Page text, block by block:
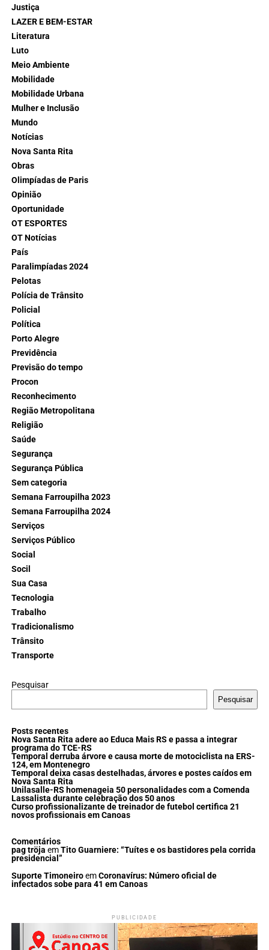
Justiça
LAZER E BEM-ESTAR
Literatura
Luto
Meio Ambiente
Mobilidade
Mobilidade Urbana
Mulher e Inclusão
Mundo
Notícias
Nova Santa Rita
Obras
Olimpíadas de Paris
Opinião
Oportunidade
OT ESPORTES
OT Notícias
País
Paralimpíadas 2024
Pelotas
Polícia de Trânsito
Policial
Política
Porto Alegre
Previdência
Previsão do tempo
Procon
Reconhecimento
Região Metropolitana
Religião
Saúde
Segurança
Segurança Pública
Sem categoria
Semana Farroupilha 2023
Semana Farroupilha 2024
Serviços
Serviços Público
Social
Socil
Sua Casa
Tecnologia
Trabalho
Tradicionalismo
Trânsito
Transporte
Pesquisar
Pesquisar
Posts recentes
Nova Santa Rita adere ao Educa Mais RS e passa a integrar
programa do TCE-RS
Temporal derruba árvore e causa morte de motociclista na ERS-
124, em Montenegro
Temporal deixa casas destelhadas, árvores e postes caídos em
Nova Santa Rita
Unilasalle-RS homenageia 50 personalidades com a Comenda
Lassalista durante celebração dos 50 anos
Curso profissionalizante de treinador de futebol certifica 21
novos profissionais em Canoas
Comentários
pag tröja emTito Guarniere: “Tuítes e os bastidores pela corrida
presidencial”
Suporte TimoneiroemCoronavírus: Número oficial de
infectados sobe para 41 em Canoas
PUBLICIDADE